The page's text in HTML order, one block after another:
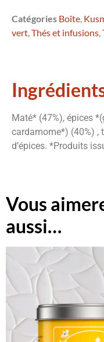
Catégories Boîte,
vert,Thés et infusions,
Maté* (47%), épices
cardamome*) (40%) ,
d’épices. *Produits
Vous
aussi…